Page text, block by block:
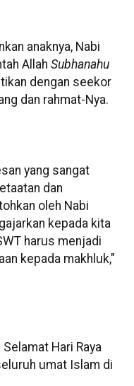
anaknya, Nabi
Allah Subhanahu
dengan seekor
dan rahmat-Nya.
yang sangat
dan
oleh Nabi
kepada kita
harus menjadi
kepada makhluk,"
Hari Raya
umat Islam di